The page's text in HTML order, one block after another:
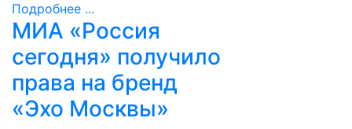
Подробнее ...
МИА «Россия
сегодня» получило
права на бренд
«Эхо Москвы»